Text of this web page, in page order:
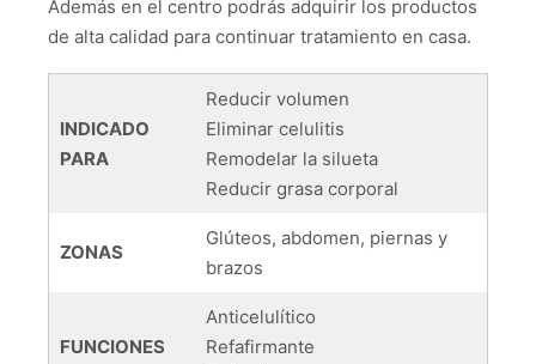
Además en el centro podrás adquirir los productos
de alta calidad para continuar tratamiento en casa.
INDICADO
PARA
Reducir volumen
Eliminar celulitis
Remodelar la silueta
Reducir grasa corporal
ZONAS
Glúteos, abdomen, piernas y
brazos
FUNCIONES
Anticelulítico
Refafirmante